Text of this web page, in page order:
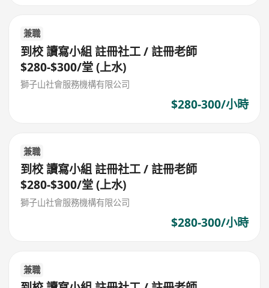
兼職
到校 讀寫小組 註冊社工 / 註冊老師
$280-$300/堂 (上水)
獅子山社會服務機構有限公司
$280-300/小時
兼職
到校 讀寫小組 註冊社工 / 註冊老師
$280-$300/堂 (上水)
獅子山社會服務機構有限公司
$280-300/小時
兼職